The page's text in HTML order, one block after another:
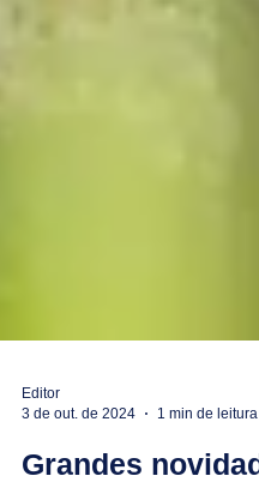
3 de out. de 2024
1 min de leitura